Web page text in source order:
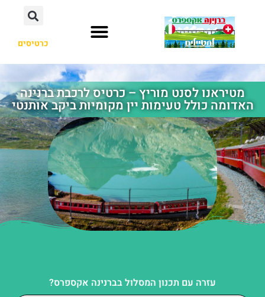
כרטיסים
מטיראנו לסנט מוריץ – כרטיס לרכבת ברנינה
האדומה כולל טעימות יין מקומיות ביקב אותנטי
עזרה עם תכנון המסלול בברנינה אקספרס?